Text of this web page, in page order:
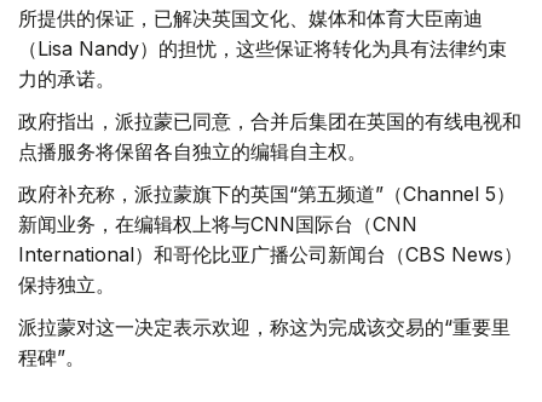
所提供的保证，已解决英国文化、媒体和体育大臣南迪
（Lisa Nandy）的担忧，这些保证将转化为具有法律约束
力的承诺。
政府指出，派拉蒙已同意，合并后集团在英国的有线电视和
点播服务将保留各自独立的编辑自主权。
政府补充称，派拉蒙旗下的英国“第五频道”（Channel 5）
新闻业务，在编辑权上将与CNN国际台（CNN
International）和哥伦比亚广播公司新闻台（CBS News）
保持独立。
派拉蒙对这一决定表示欢迎，称这为完成该交易的“重要里
程碑”。